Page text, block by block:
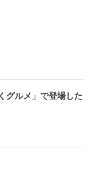
グルメ」で登場した